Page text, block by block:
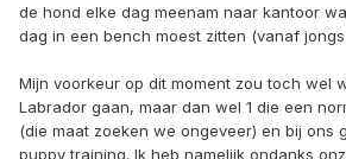
de hond elke dag meenam naar kantoor
dag in een bench moest zitten (vanaf
Mijn voorkeur op dit moment zou toch wel
Labrador gaan, maar dan wel 1 die een
(die maat zoeken we ongeveer) en bij ons
puppy training. Ik heb namelijk ondanks